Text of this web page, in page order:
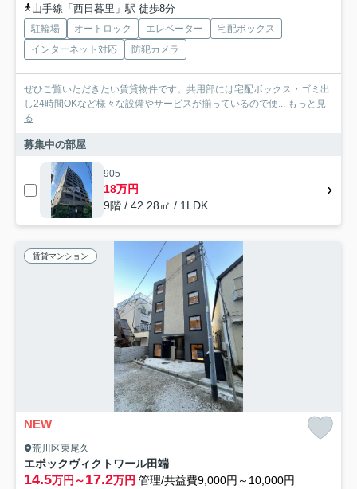
山手線「西日暮里」駅 徒歩8分
駐輪場 オートロック エレベーター
宅配ボックス
インターネット対応
防犯カメラ
ぜひご覧いただきたい賃貸物件です。共用部には宅配ボックス・ゴミ出
し24時間OKなど様々な設備やサービスが揃っているので便... もっと見
る
募集中の部屋
905
18万円
9階 / 42.28㎡ / 1LDK
賃貸マンション
NEW
荒川区東尾久
エポックヴィクトワール田端
14.5万円～17.2万円 管理/共益費9,000円～10,000円